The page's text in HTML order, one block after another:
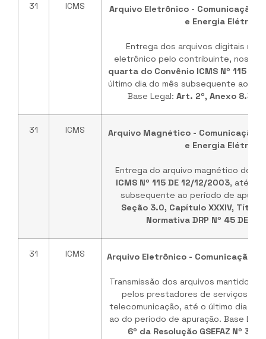
31 ICMS
Arquivo Eletrônico - Comunicação,
e Energia Elétrica
Entrega dos arquivos digitais
eletrônico pelo contribuinte, nos
quarta do Convênio ICMS Nº 115 DE
último dia do mês subsequente ao
Base Legal: Art. 2º, Anexo 8.3.1
31 ICMS
Arquivo Magnético - Comunicação,
e Energia Elétrica
Entrega do arquivo magnético
ICMS Nº 115 DE 12/12/2003, até o
subsequente ao período de
Seção 3.0, Capítulo XXXIV,
Normativa DRP Nº 45 DE
31 ICMS Arquivo Eletrônico - Comunicação e
Transmissão dos arquivos mantidos
pelos prestadores de serviços de
telecomunicação, até o último dia do
ao do período de apuração. Base
6º da Resolução GSEFAZ Nº 34